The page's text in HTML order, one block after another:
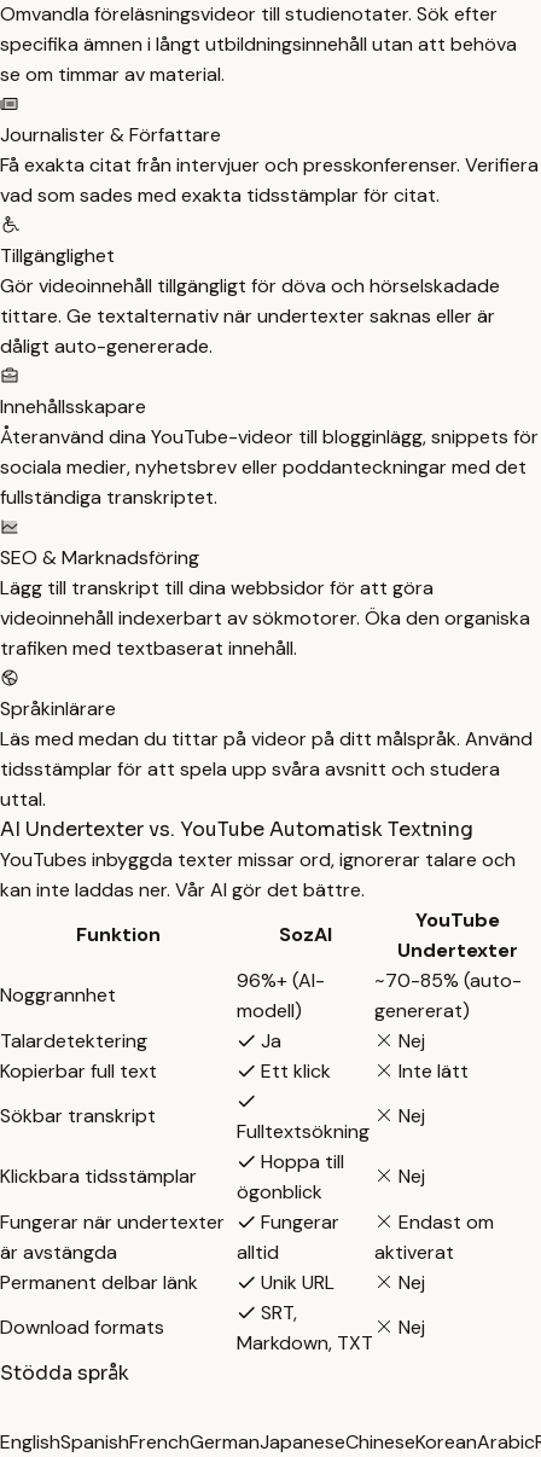
Omvandla föreläsningsvideor till studienotater. Sök efter
specifika ämnen i långt utbildningsinnehåll utan att behöva
se om timmar av material.
Journalister & Författare
Få exakta citat från intervjuer och presskonferenser. Verifiera
vad som sades med exakta tidsstämplar för citat.
Tillgänglighet
Gör videoinnehåll tillgängligt för döva och hörselskadade
tittare. Ge textalternativ när undertexter saknas eller är
dåligt auto-genererade.
Innehållsskapare
Återanvänd dina YouTube-videor till blogginlägg, snippets för
sociala medier, nyhetsbrev eller poddanteckningar med det
fullständiga transkriptet.
SEO & Marknadsföring
Lägg till transkript till dina webbsidor för att göra
videoinnehåll indexerbart av sökmotorer. Öka den organiska
trafiken med textbaserat innehåll.
Språkinlärare
Läs med medan du tittar på videor på ditt målspråk. Använd
tidsstämplar för att spela upp svåra avsnitt och studera
uttal.
AI Undertexter vs. YouTube Automatisk Textning
YouTubes inbyggda texter missar ord, ignorerar talare och
kan inte laddas ner. Vår AI gör det bättre.
Funktion
SozAI
YouTube
Undertexter
Noggrannhet
96%+ (AI-
modell)
~70-85% (auto-
genererat)
Talardetektering
Ja
Nej
Kopierbar full text
Ett klick
Inte lätt
Sökbar transkript
Fulltextsökning
Nej
Klickbara tidsstämplar
Hoppa till
ögonblick
Nej
Fungerar när undertexter
är avstängda
Fungerar
alltid
Endast om
aktiverat
Permanent delbar länk
Unik URL
Nej
Download formats
SRT,
Markdown, TXT
Nej
Stödda språk
EnglishSpanishFrenchGermanJapaneseChineseKoreanArabic